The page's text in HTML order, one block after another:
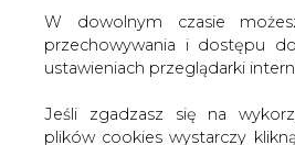
KOMENTARZE
TREŚĆ KOMENTARZA